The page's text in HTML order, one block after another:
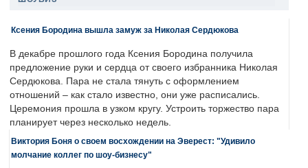
Ксения Бородина вышла замуж за Николая Сердюкова
В декабре прошлого года Ксения Бородина получила
предложение руки и сердца от своего избранника Николая
Сердюкова. Пара не стала тянуть с оформлением
отношений – как стало известно, они уже расписались.
Церемония прошла в узком кругу. Устроить торжество пара
планирует через несколько недель.
Виктория Боня о своем восхождении на Эверест: "Удивило
молчание коллег по шоу-бизнесу"